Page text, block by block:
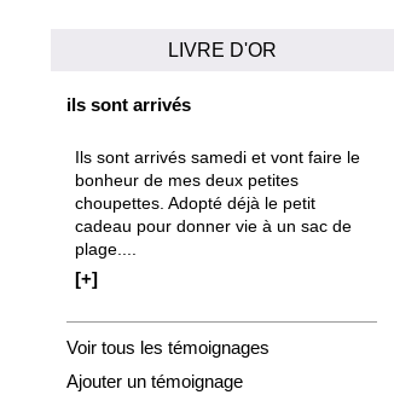
LIVRE D'OR
ils sont arrivés
Ils sont arrivés samedi et vont faire le
bonheur de mes deux petites
choupettes. Adopté déjà le petit
cadeau pour donner vie à un sac de
plage....
[+]
Voir tous les témoignages
Ajouter un témoignage